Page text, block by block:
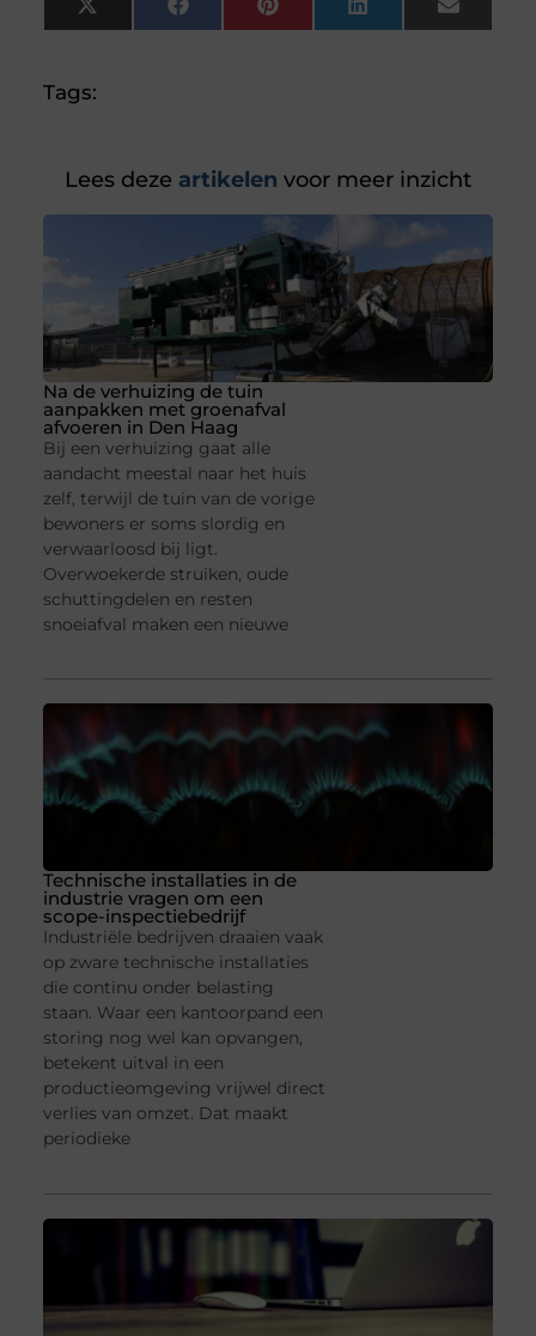
X
(Twitter)
FacebookPinterestLinkedInEmail
Tags:
Lees deze artikelen voor meer inzicht
Na de verhuizing de tuin
aanpakken met groenafval
afvoeren in Den Haag
Bij een verhuizing gaat alle
aandacht meestal naar het huis
zelf, terwijl de tuin van de vorige
bewoners er soms slordig en
verwaarloosd bij ligt.
Overwoekerde struiken, oude
schuttingdelen en resten
snoeiafval maken een nieuwe
Technische installaties in de
industrie vragen om een
scope-inspectiebedrijf
Industriële bedrijven draaien vaak
op zware technische installaties
die continu onder belasting
staan. Waar een kantoorpand een
storing nog wel kan opvangen,
betekent uitval in een
productieomgeving vrijwel direct
verlies van omzet. Dat maakt
periodieke